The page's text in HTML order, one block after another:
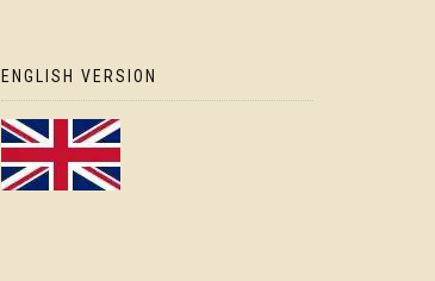
ENGLISH VERSION